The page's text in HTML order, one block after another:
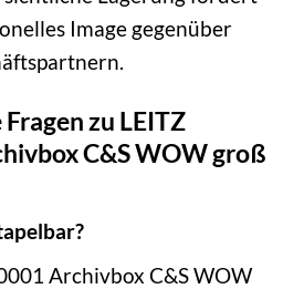
Image gegenüber
zu LEITZ
C&S WOW groß
Archivbox C&S WOW